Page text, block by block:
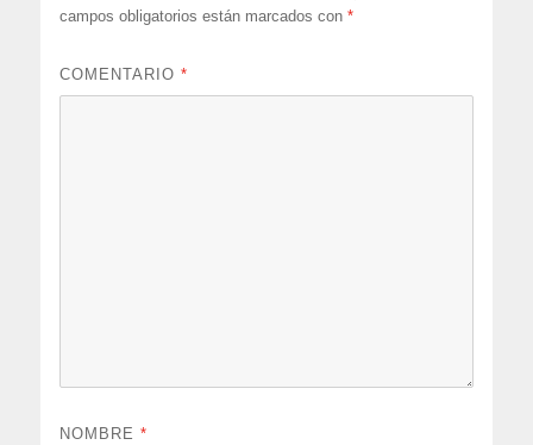
campos obligatorios están marcados con*
COMENTARIO*
NOMBRE*